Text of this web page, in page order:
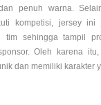
penuh warna.
kompetisi, jersey ini
tim sehingga tampil
Oleh karena
dan memiliki karakter